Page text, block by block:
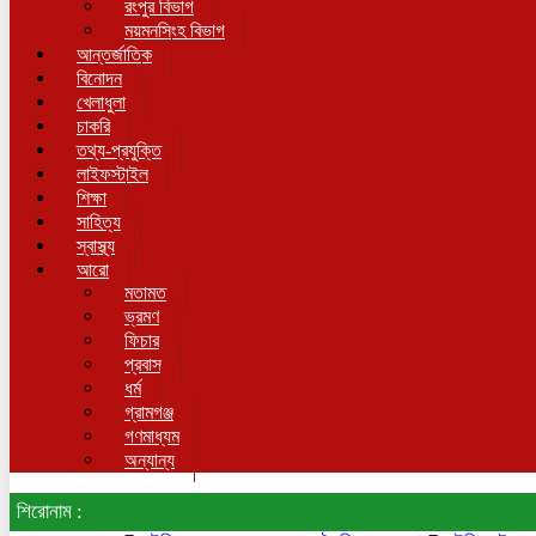
রংপুর বিভাগ
ময়মনসিংহ বিভাগ
আন্তর্জাতিক
বিনোদন
খেলাধুলা
চাকরি
তথ্য-প্রযুক্তি
লাইফস্টাইল
শিক্ষা
সাহিত্য
স্বাস্থ্য
আরো
মতামত
ভ্রমণ
ফিচার
প্রবাস
ধর্ম
গ্রামগঞ্জ
গণমাধ্যম
অন্যান্য
শিরোনাম :